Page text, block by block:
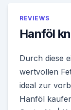
REVIEWS
Hanföl
Durch diese
wertvollen
ideal zur
Hanföl